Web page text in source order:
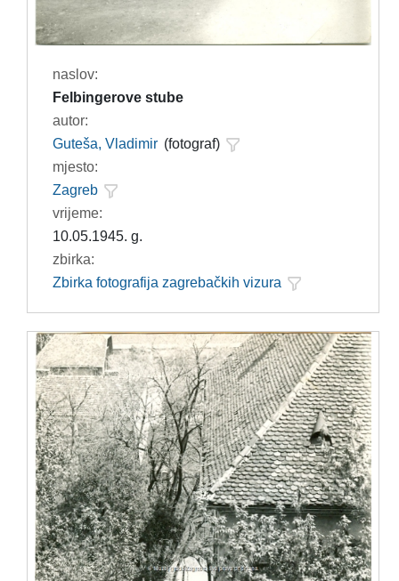
naslov:
Felbingerove stube
autor:
Guteša, Vladimir (fotograf)
mjesto:
Zagreb
vrijeme:
10.05.1945. g.
zbirka:
Zbirka fotografija zagrebačkih vizura